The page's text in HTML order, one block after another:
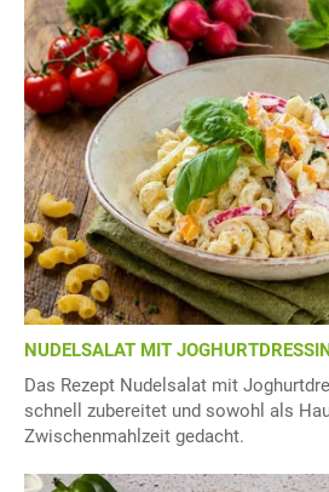
NUDELSALAT MIT
Das Rezept Nudelsalat mit
schnell zubereitet und sowohl als
Zwischenmahlzeit gedacht.